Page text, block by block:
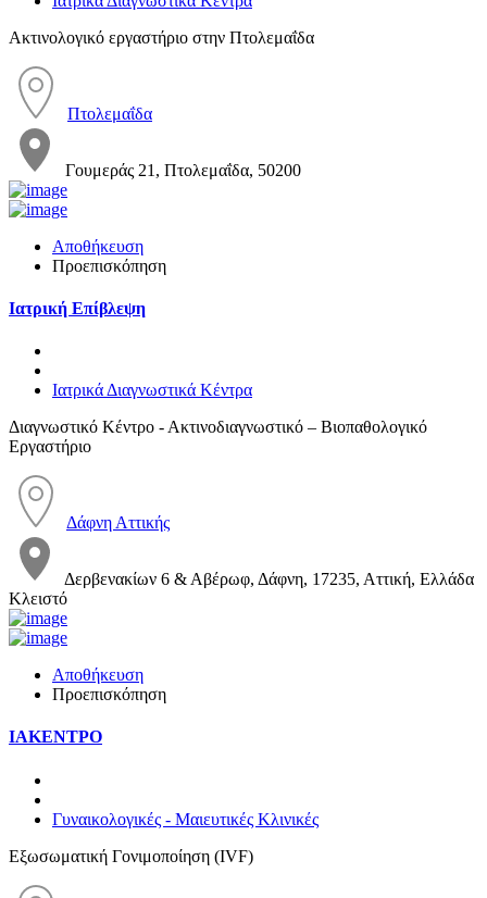
Ακτινολογικό εργαστήριο στην Πτολεμαΐδα
Πτολεμαΐδα
Γουμεράς 21, Πτολεμαΐδα, 50200
Αποθήκευση
Προεπισκόπηση
Ιατρική Επίβλεψη
Ιατρικά Διαγνωστικά Κέντρα
Διαγνωστικό Κέντρο - Ακτινοδιαγνωστικό – Βιοπαθολογικό
Εργαστήριο
Δάφνη Αττικής
Δερβενακίων 6 & Αβέρωφ, Δάφνη, 17235, Αττική, Ελλάδα
Κλειστό
Αποθήκευση
Προεπισκόπηση
ΙΑΚΕΝΤΡΟ
Γυναικολογικές - Μαιευτικές Κλινικές
Εξωσωματική Γονιμοποίηση (IVF)